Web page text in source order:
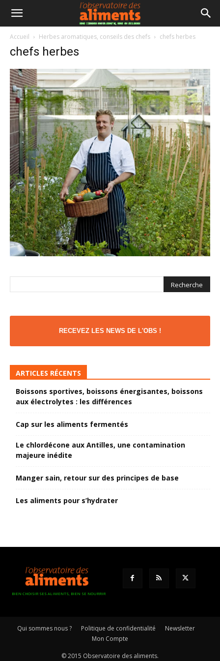
Accueil Herbes aromatiques, conseils des chefs chefs herbes
chefs herbes
RECEVEZ LES NEWS DE L'OBS !
ARTICLES RÉCENTS
Boissons sportives, boissons énergisantes, boissons
aux électrolytes : les différences
Cap sur les aliments fermentés
Le chlordécone aux Antilles, une contamination
majeure inédite
Manger sain, retour sur des principes de base
Les aliments pour s’hydrater
BIEN CHOISIR SES ALIMENTS, BIEN SE NOURRIR
Qui sommes nous ? Politique de confidentialité
Newsletter
Mon Compte
© 2015 Observatoire des aliments.